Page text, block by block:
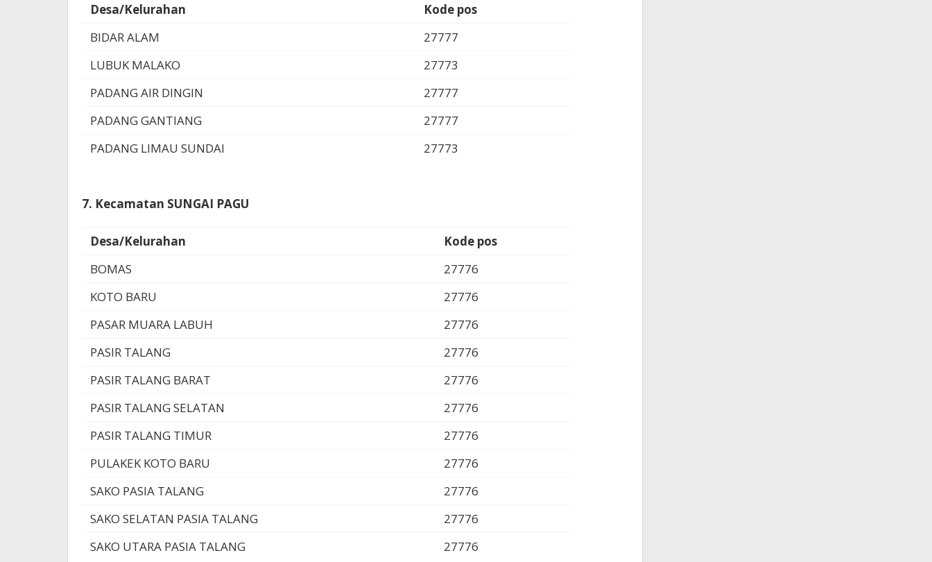
Desa/Kelurahan
Kode pos
BIDAR ALAM
27777
LUBUK MALAKO
27773
PADANG AIR DINGIN
27777
PADANG GANTIANG
27777
PADANG LIMAU SUNDAI
27773
7. Kecamatan SUNGAI PAGU
Desa/Kelurahan
Kode pos
BOMAS
27776
KOTO BARU
27776
PASAR MUARA LABUH
27776
PASIR TALANG
27776
PASIR TALANG BARAT
27776
PASIR TALANG SELATAN
27776
PASIR TALANG TIMUR
27776
PULAKEK KOTO BARU
27776
SAKO PASIA TALANG
27776
SAKO SELATAN PASIA TALANG
27776
SAKO UTARA PASIA TALANG
27776